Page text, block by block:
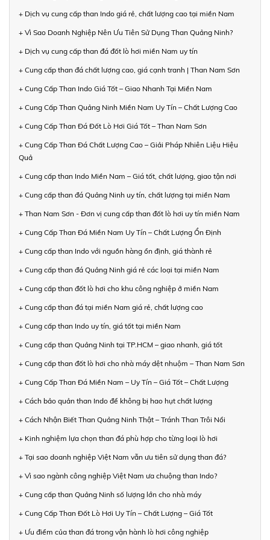
+ Dịch vụ cung cấp than Indo giá rẻ, chất lượng cao tại miền Nam
+ Vì Sao Doanh Nghiệp Nên Ưu Tiên Sử Dụng Than Quảng Ninh?
+ Dịch vụ cung cấp than đá đốt lò hơi miền Nam uy tín
+ Cung cấp than đá chất lượng cao, giá cạnh tranh | Than Nam Sơn
+ Cung Cấp Than Indo Giá Tốt – Giao Nhanh Tại Miền Nam
+ Cung Cấp Than Quảng Ninh Miền Nam Uy Tín – Chất Lượng Cao
+ Cung Cấp Than Đá Đốt Lò Hơi Giá Tốt – Than Nam Sơn
+ Cung Cấp Than Đá Chất Lượng Cao – Giải Pháp Nhiên Liệu Hiệu
Quả
+ Cung cấp than Indo Miền Nam – Giá tốt, chất lượng, giao tận nơi
+ Cung cấp than đá Quảng Ninh uy tín, chất lượng tại miền Nam
+ Than Nam Sơn - Đơn vị cung cấp than đốt lò hơi uy tín miền Nam
+ Cung Cấp Than Đá Miền Nam Uy Tín – Chất Lượng Ổn Định
+ Cung cấp than Indo với nguồn hàng ổn định, giá thành rẻ
+ Cung cấp than đá Quảng Ninh giá rẻ các loại tại miền Nam
+ Cung cấp than đốt lò hơi cho khu công nghiệp ở miền Nam
+ Cung cấp than đá tại miền Nam giá rẻ, chất lượng cao
+ Cung cấp than Indo uy tín, giá tốt tại miền Nam
+ Cung cấp than Quảng Ninh tại TP.HCM – giao nhanh, giá tốt
+ Cung cấp than đốt lò hơi cho nhà máy dệt nhuộm – Than Nam Sơn
+ Cung Cấp Than Đá Miền Nam – Uy Tín – Giá Tốt – Chất Lượng
+ Cách bảo quản than Indo để không bị hao hụt chất lượng
+ Cách Nhận Biết Than Quảng Ninh Thật – Tránh Than Trôi Nổi
+ Kinh nghiệm lựa chọn than đá phù hợp cho từng loại lò hơi
+ Tại sao doanh nghiệp Việt Nam vẫn ưu tiên sử dụng than đá?
+ Vì sao ngành công nghiệp Việt Nam ưa chuộng than Indo?
+ Cung cấp than Quảng Ninh số lượng lớn cho nhà máy
+ Cung Cấp Than Đốt Lò Hơi Uy Tín – Chất Lượng – Giá Tốt
+ Ưu điểm của than đá trong vận hành lò hơi công nghiệp